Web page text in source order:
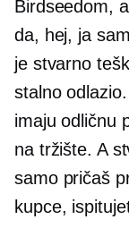
Birdseedom,
da, hej, ja
je stvarno
stalno
imaju odličnu
na tržište. A
samo pričaš
kupce,